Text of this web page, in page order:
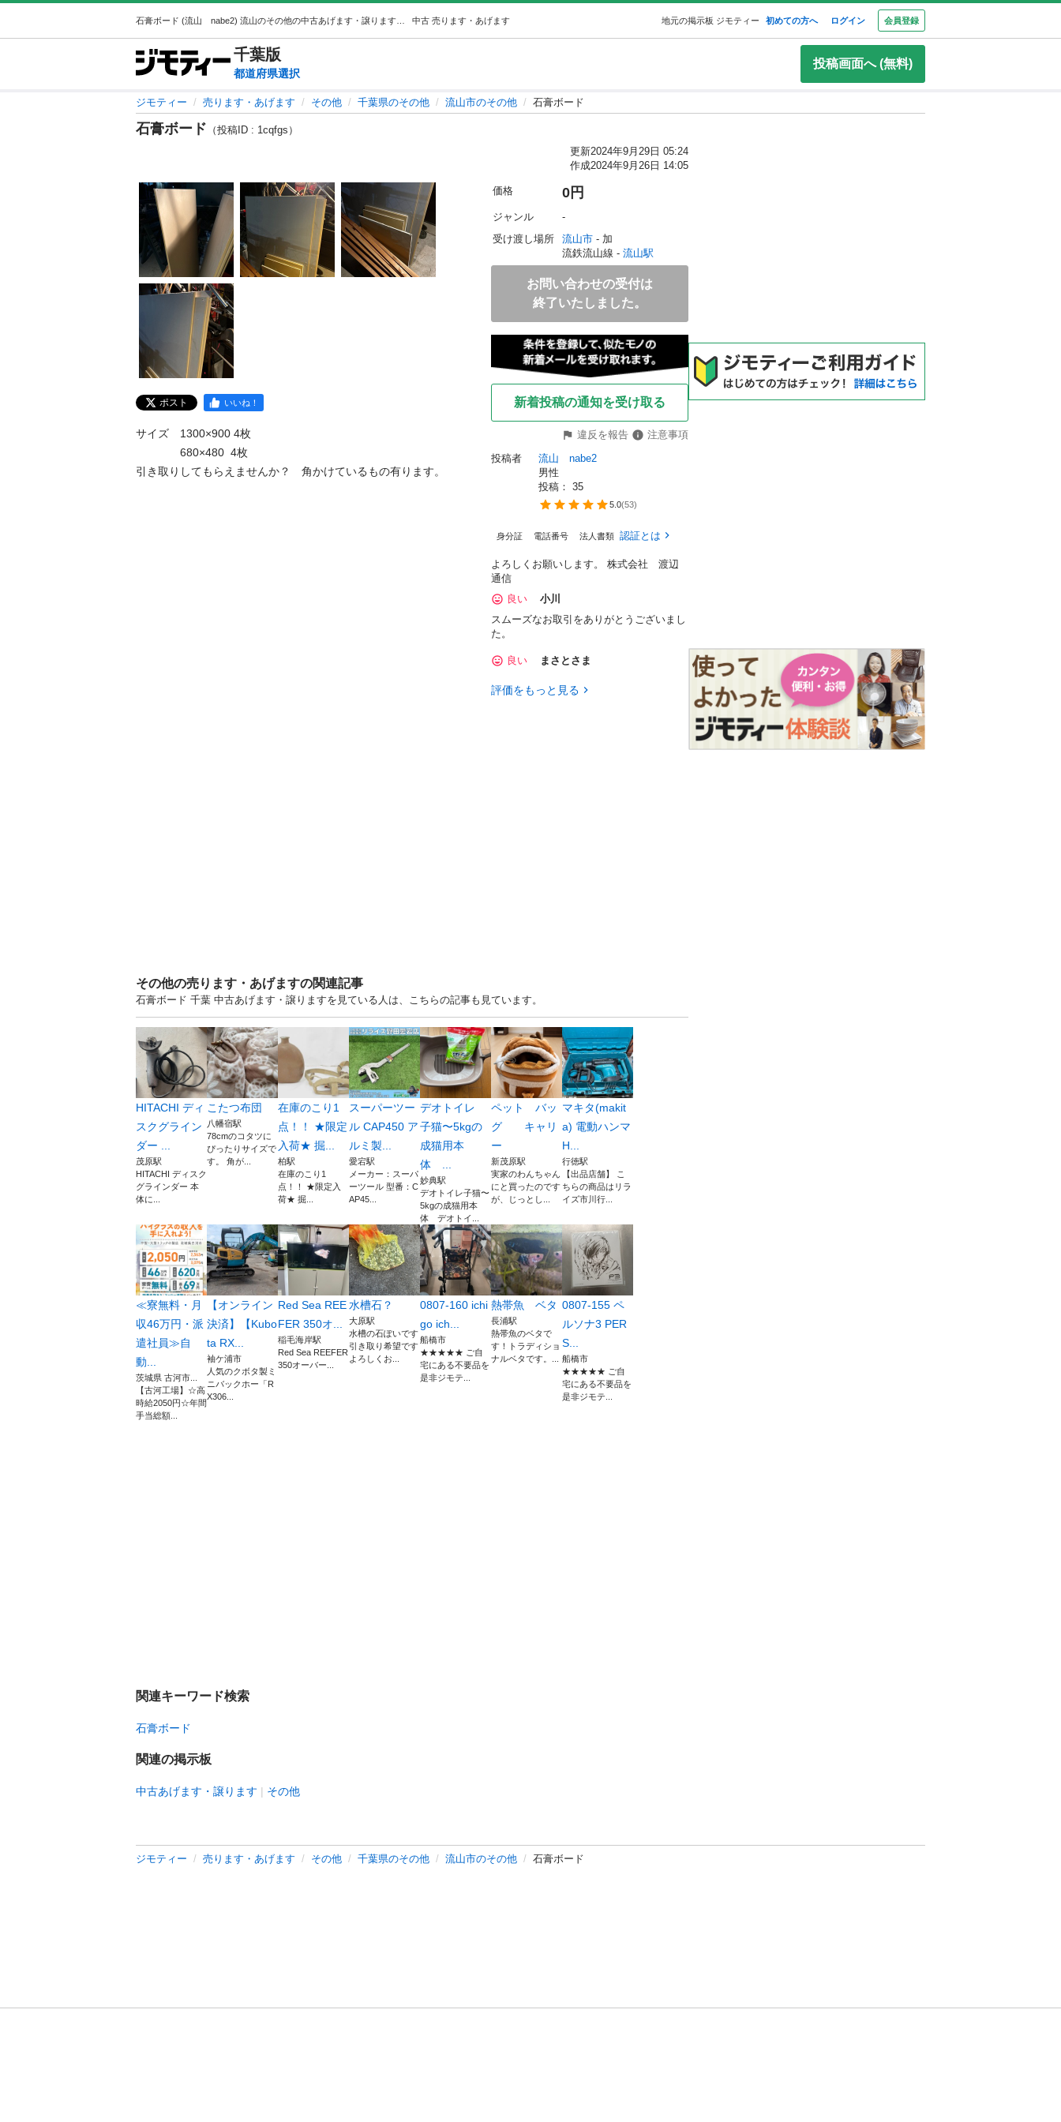
中古 売ります・あげます 地元の掲示板 ジモティー 初めての方へ ログイン 会員登録
千葉版
都道府県選択
投稿画面へ (無料)
ジモティー 売ります・あげます その他 千葉県のその他 流山市のその他 石膏ボード
石膏ボード （投稿ID : 1cqfgs）
更新2024年9月29日 05:24
作成2024年9月26日 14:05
ポスト いいね！
サイズ　1300×900 4枚
引き取りしてもらえませんか？　角かけているもの有ります。
価格 0円
ジャンル
-
受け渡し場所
流山市 - 加
流鉄流山線 - 流山駅
お問い合わせの受付は
終了いたしました。
新着投稿の通知を受け取る
違反を報告
注意事項
投稿者
流山　nabe2
男性
投稿： 35
5.0(53)
身分証 電話番号 法人書類 認証とは
よろしくお願いします。 株式会社 渡辺
通信
良い
小川
スムーズなお取引をありがとうございまし
た。
良い まさとさま
評価をもっと見る
その他の売ります・あげますの関連記事
石膏ボード 千葉 中古あげます・譲りますを見ている人は、こちらの記事も見ています。
HITACHI ディ
スクグライン
ダー ...
茂原駅
HITACHI ディスク
グラインダー 本
体に...
こたつ布団
八幡宿駅
78cmのコタツに
ぴったりサイズで
す。 角が...
在庫のこり1
点！！ ★限定
入荷★ 掘...
柏駅
在庫のこり1
点！！ ★限定入
荷★ 掘...
スーパーツー
ル CAP450 ア
ルミ製...
愛宕駅
メーカー：スーパ
ーツール 型番：C
AP45...
デオトイレ
子猫〜5kgの
成猫用本
体 ...
妙典駅
デオトイレ子猫〜
5kgの成猫用本
体 デオトイ...
ペット バッ
グ キャリ
ー
新茂原駅
実家のわんちゃん
にと買ったのです
が、じっとし...
マキタ(makit
a) 電動ハンマ
H...
行徳駅
【出品店舗】 こ
ちらの商品はリラ
イズ市川行...
≪寮無料・月
収46万円・派
遣社員≫自
動...
茨城県 古河市...
【古河工場】☆高
時給2050円☆年間
手当総額...
【オンライン
決済】【Kubo
ta RX...
袖ケ浦市
人気のクボタ製ミ
ニバックホー「R
X306...
Red Sea REE
FER 350オ...
稲毛海岸駅
Red Sea REEFER
350オーバー...
水槽石？
大原駅
水槽の石ぽいです
引き取り希望です
よろしくお...
0807-160 ichi
go ich...
船橋市
★★★★★ ご自
宅にある不要品を
是非ジモテ...
熱帯魚 ベタ
長浦駅
熱帯魚のベタで
す！トラディショ
ナルベタです。...
0807-155 ペ
ルソナ3 PER
S...
船橋市
★★★★★ ご自
宅にある不要品を
是非ジモテ...
関連キーワード検索
石膏ボード
関連の掲示板
中古あげます・譲ります その他
ジモティー 売ります・あげます その他 千葉県のその他 流山市のその他 石膏ボード